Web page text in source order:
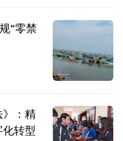
“零禁
：精
转型